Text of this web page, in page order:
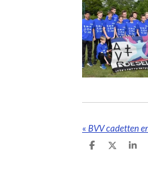
« BVV cadetten
D
D
S